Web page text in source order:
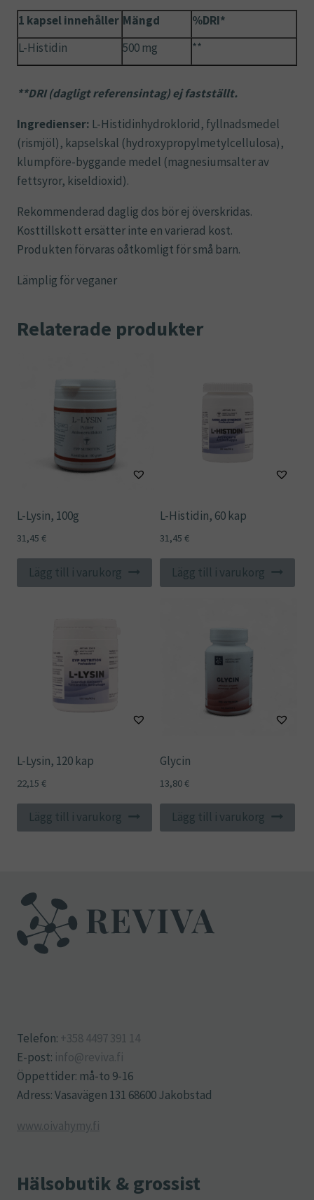
1 kapsel innehåller Mängd
%DRI*
L-Histidin
500 mg **
**DRI (dagligt referensintag) ej fastställt.
Ingredienser: L-Histidinhydroklorid, fyllnadsmedel
(rismjöl), kapselskal (hydroxypropylmetylcellulosa),
klumpföre-byggande medel (magnesiumsalter av
fettsyror, kiseldioxid).
Rekommenderad daglig dos bör ej överskridas.
Kosttillskott ersätter inte en varierad kost.
Produkten förvaras oåtkomligt för små barn.
Lämplig för veganer
Relaterade produkter
L-Lysin, 100g
31,45 €
Lägg till i varukorg
L-Histidin, 60 kap
31,45 €
Lägg till i varukorg
L-Lysin, 120 kap
22,15 €
Lägg till i varukorg
Glycin
13,80€
Lägg till i varukorg
Telefon: +358 4497 391 14
E-post: info@reviva.fi
Öppettider: må-to 9-16
Adress: Vasavägen 131 68600 Jakobstad
www.oivahymy.fi
Hälsobutik & grossist